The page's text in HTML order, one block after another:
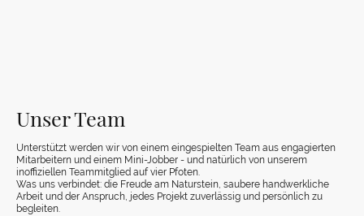
Unser Team
Unterstützt werden wir von einem eingespielten Team aus engagierten
Mitarbeitern und einem Mini-Jobber - und natürlich von unserem
inoffiziellen Teammitglied auf vier Pfoten.
Was uns verbindet: die Freude am Naturstein, saubere handwerkliche
Arbeit und der Anspruch, jedes Projekt zuverlässig und persönlich zu
begleiten.